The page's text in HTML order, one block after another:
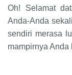
Oh! Selamat
Anda-Anda
sendiri merasa
mampirnya Anda